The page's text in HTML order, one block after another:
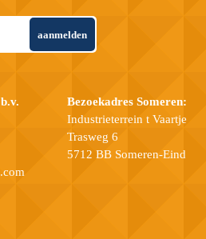
aanmelden
Bezoekadres Someren:
Industrieterrein t Vaartje
Trasweg 6
5712 BB Someren-Eind